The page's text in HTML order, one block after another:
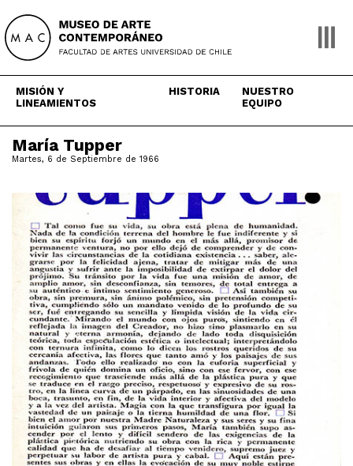
content
MISIÓN Y
LINEAMIENTOS
HISTORIA
NUESTRO
EQUIPO
María Tupper
Martes, 6 de Septiembre de 1966